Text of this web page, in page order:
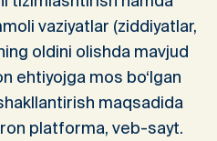
vaziyatlar (ziddiyatlar,
oldini olishda mavjud
ehtiyojga mos bo‘lgan
maqsadida
platforma, veb-sayt.
xotin-qizlar qo‘mitasi